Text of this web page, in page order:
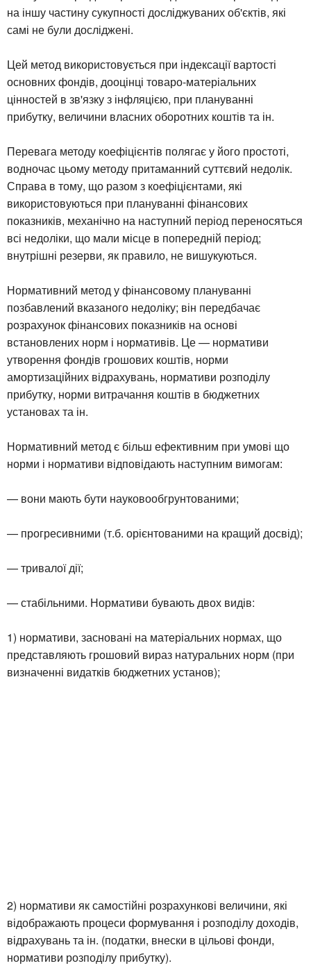
на іншу частину сукупності досліджуваних об'єктів, які
самі не були досліджені.
Цей метод використовується при індексації вартості
основних фондів, дооцінці товаро-матеріальних
цінностей в зв'язку з інфляцією, при плануванні
прибутку, величини власних оборотних коштів та ін.
Перевага методу коефіцієнтів полягає у його простоті,
водночас цьому методу притаманний суттєвий недолік.
Справа в тому, що разом з коефіцієнтами, які
використовуються при плануванні фінансових
показників, механічно на наступний період переносяться
всі недоліки, що мали місце в попередній період;
внутрішні резерви, як правило, не вишукуються.
Нормативний метод у фінансовому плануванні
позбавлений вказаного недоліку; він передбачає
розрахунок фінансових показників на основі
встановлених норм і нормативів. Це — нормативи
утворення фондів грошових коштів, норми
амортизаційних відрахувань, нормативи розподілу
прибутку, норми витрачання коштів в бюджетних
установах та ін.
Нормативний метод є більш ефективним при умові що
норми і нормативи відповідають наступним вимогам:
— вони мають бути науковообгрунтованими;
— прогресивними (т.б. орієнтованими на кращий досвід);
— тривалої дії;
— стабільними. Нормативи бувають двох видів:
1) нормативи, засновані на матеріальних нормах, що
представляють грошовий вираз натуральних норм (при
визначенні видатків бюджетних установ);
2) нормативи як самостійні розрахункові величини, які
відображають процеси формування і розподілу доходів,
відрахувань та ін. (податки, внески в цільові фонди,
нормативи розподілу прибутку).